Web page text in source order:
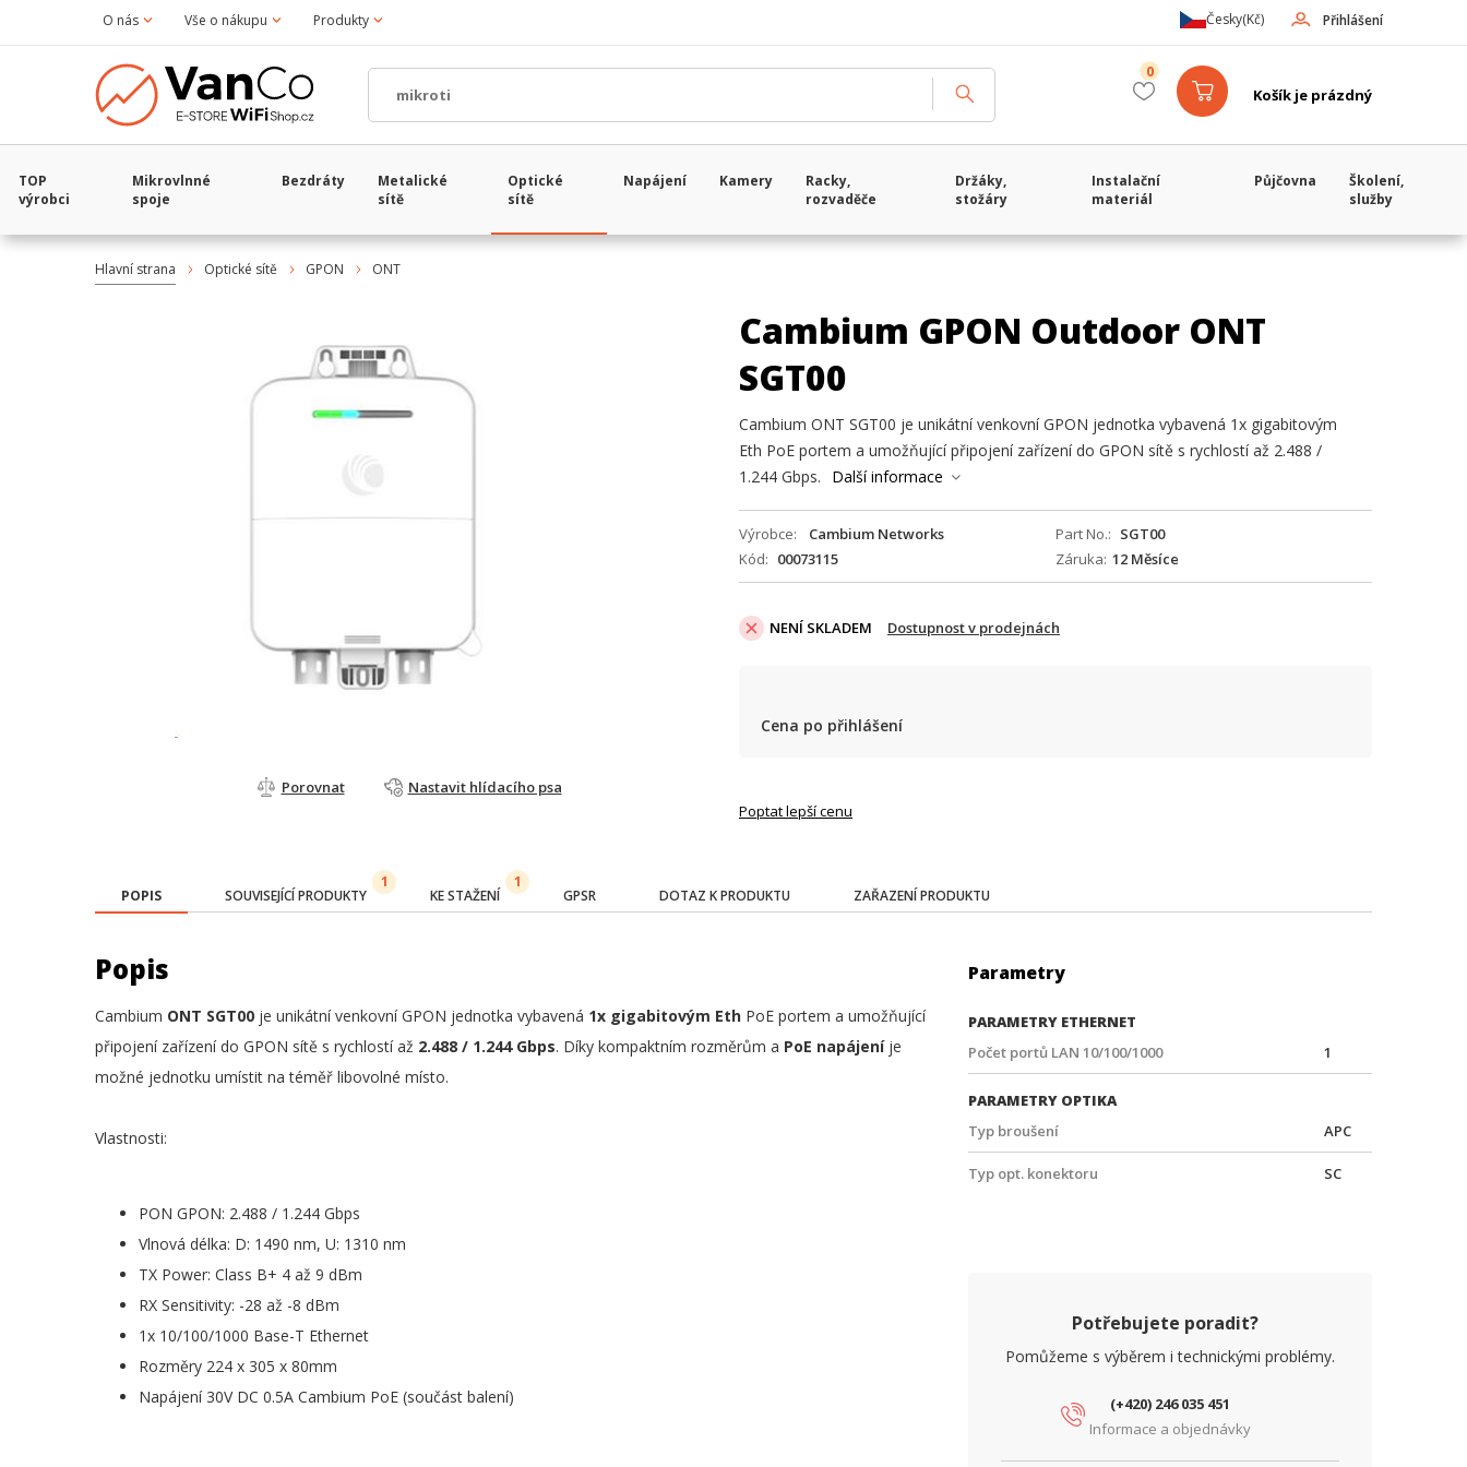
O nás Vše o nákupu Produkty Přihlášení
Česky(Kč)
Košík je prázdný
0
TOP
výrobci
Mikrovlnné
spoje
Bezdráty
Metalické
sítě
Optické
sítě
Napájení Kamery
Racky,
rozvaděče
Držáky,
stožáry
Instalační
materiál
Půjčovna
Školení,
služby
Hlavní strana Optické sítě GPON ONT
Porovnat Nastavit hlídacího psa
Cambium GPON Outdoor ONT
SGT00
Cambium ONT SGT00 je unikátní venkovní GPON jednotka vybavená 1x gigabitovým
Eth PoE portem a umožňující připojení zařízení do GPON sítě s rychlostí až 2.488 /
1.244 Gbps.
Další informace
Výrobce Cambium Networks Part No.
SGT00
Kód
00073115 Záruka 12 Měsíce
NENÍ SKLADEM Dostupnost v prodejnách
Cena po přihlášení
Poptat lepší cenu
POPIS SOUVISEJÍCÍ PRODUKTY
1
KE STAŽENÍ
1
GPSR DOTAZ K PRODUKTU ZAŘAZENÍ PRODUKTU
Popis
Cambium ONT SGT00 je unikátní venkovní GPON jednotka vybavená 1x gigabitovým Eth PoE portem a umožňující
připojení zařízení do GPON sítě s rychlostí až 2.488 / 1.244 Gbps. Díky kompaktním rozměrům a PoE napájení je
možné jednotku umístit na téměř libovolné místo.
Vlastnosti:
PON GPON: 2.488 / 1.244 Gbps
Vlnová délka: D: 1490 nm, U: 1310 nm
TX Power: Class B+ 4 až 9 dBm
RX Sensitivity: -28 až -8 dBm
1x 10/100/1000 Base-T Ethernet
Rozměry 224 x 305 x 80mm
Napájení 30V DC 0.5A Cambium PoE (součást balení)
Parametry
PARAMETRY ETHERNET
Počet portů LAN 10/100/1000
1
PARAMETRY OPTIKA
Typ broušení
APC
Typ opt. konektoru SC
Potřebujete poradit?
Pomůžeme s výběrem i technickými problémy.
(+420) 246 035 451
Informace a objednávky